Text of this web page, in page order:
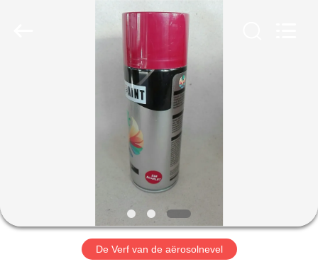
PRODUCTEN
FABRIEKSREIS
De Verf van de aërosolnevel